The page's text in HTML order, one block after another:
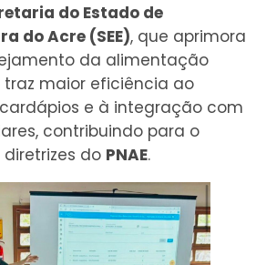
do Estado de
do Acre (SEE), que aprimora
da alimentação
traz maior eficiência ao
e à integração com
contribuindo para o
do PNAE.